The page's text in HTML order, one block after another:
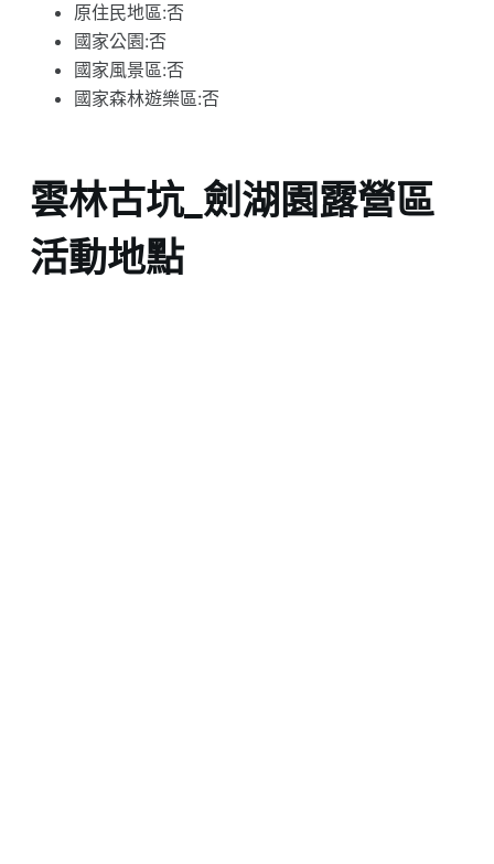
原住民地區:否
國家公園:否
國家風景區:否
國家森林遊樂區:否
雲林古坑_劍湖園露營區
活動地點